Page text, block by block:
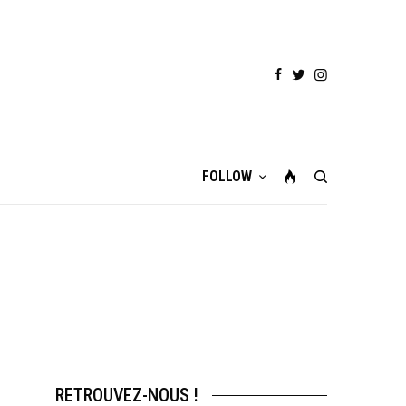
FOLLOW
RETROUVEZ-NOUS !